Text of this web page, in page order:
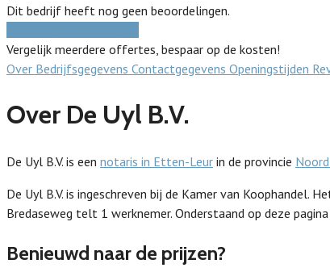
Dit bedrijf heeft nog geen beoordelingen.
Vergelijk meerdere offertes, bespaar op de kosten!
Over Bedrijfsgegevens Contactgegevens Openingstijden
Over De Uyl B.V.
De Uyl B.V. is een notaris in Etten-Leur in de provincie
De Uyl B.V. is ingeschreven bij de Kamer van Koophandel.
Bredaseweg telt 1 werknemer. Onderstaand op deze
Benieuwd naar de prijzen?